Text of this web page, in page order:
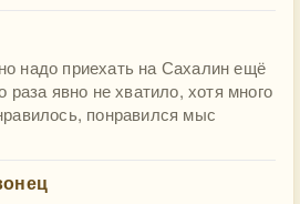
надо приехать на Сахалин ещё
раза явно не хватило, хотя много
понравился мыс